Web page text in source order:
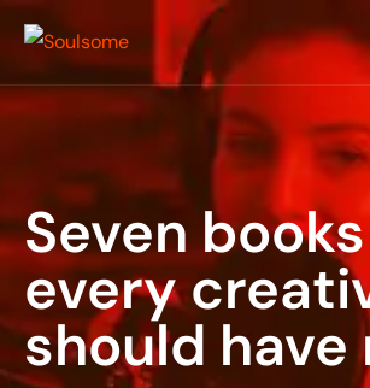
Seven books
every
should have